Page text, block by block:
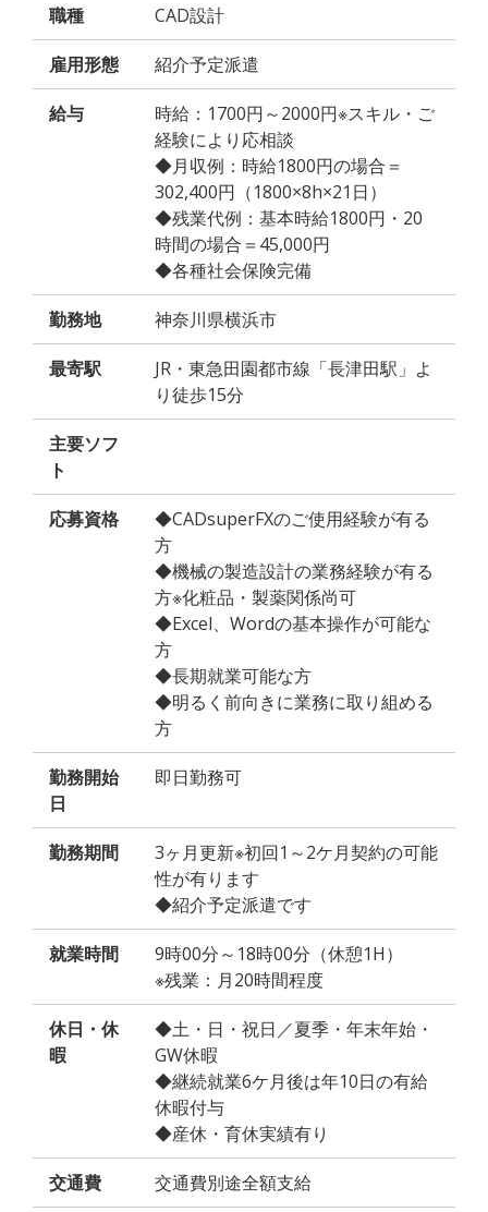
職種 CAD設計
雇用形態 紹介予定派遣
給与
時給：1700円～2000円※スキル・ご
経験により応相談
◆月収例：時給1800円の場合＝
302,400円（1800×8h×21日）
◆残業代例：基本時給1800円・20
時間の場合＝45,000円
◆各種社会保険完備
勤務地 神奈川県横浜市
最寄駅
JR・東急田園都市線「長津田駅」よ
り徒歩15分
主要ソフ
ト
応募資格
◆CADsuperFXのご使用経験が有る
方
◆機械の製造設計の業務経験が有る
方※化粧品・製薬関係尚可
◆Excel、Wordの基本操作が可能な
方
◆長期就業可能な方
◆明るく前向きに業務に取り組める
方
勤務開始
日
即日勤務可
勤務期間
3ヶ月更新※初回1～2ケ月契約の可能
性が有ります
◆紹介予定派遣です
就業時間
9時00分～18時00分（休憩1H）
※残業：月20時間程度
休日・休
暇
◆土・日・祝日／夏季・年末年始・
GW休暇
◆継続就業6ケ月後は年10日の有給
休暇付与
◆産休・育休実績有り
交通費 交通費別途全額支給